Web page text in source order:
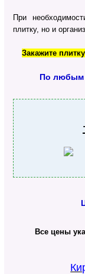
При
плитку, но и
Закажите
По любым
Все цены